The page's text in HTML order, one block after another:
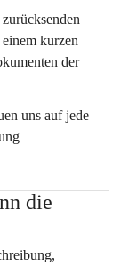
kurzen
der
uns auf jede
die